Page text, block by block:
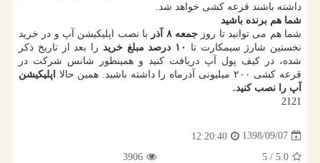
داشته باشند قرعه كشی خواهد شد.
شما هم برنده باشید
شما هم می توانید تا روز جمعه ۸ آذر
با نصب اپلیكیشن آپ و در خرید
نخستین شارژ سیمكارت تا
۱۰ درصد مبلغ خرید
را بعد از تاریخ ذكر
شده، در كیف پول آپ دریافت كنید و همینطور شانس شركت در
قرعه كشی ۲۰۰ میلیونی آذرماه را داشته باشید. همین حالا
اپلیكیشن
آپ را نصب كنید.
2121
1398/09/07
12:20:40
5.0
/ 5
3906